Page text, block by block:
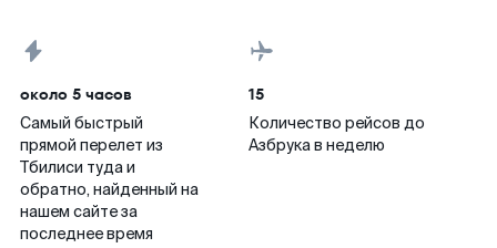
около 5 часов
Самый быстрый
прямой перелет из
Тбилиси туда и
обратно, найденный на
нашем сайте за
последнее время
15
Количество рейсов до
Азбрука в неделю